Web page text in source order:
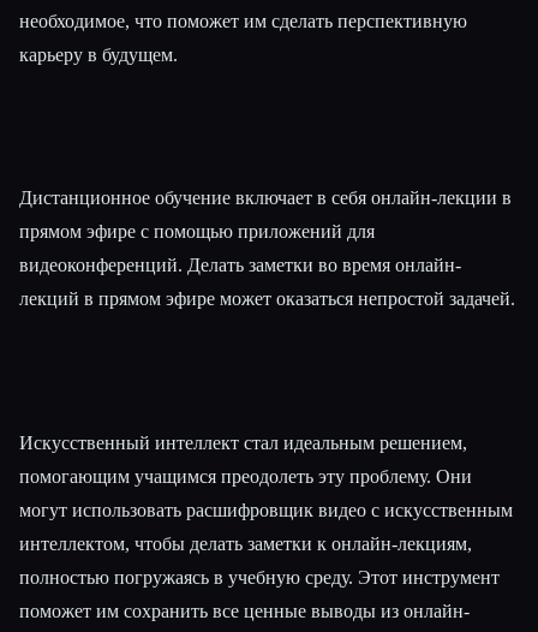
необходимое, что поможет им сделать перспективную
карьеру в будущем.
Дистанционное обучение включает в себя онлайн-лекции в
прямом эфире с помощью приложений для
видеоконференций. Делать заметки во время онлайн-
лекций в прямом эфире может оказаться непростой задачей.
Искусственный интеллект стал идеальным решением,
помогающим учащимся преодолеть эту проблему. Они
могут использовать расшифровщик видео с искусственным
интеллектом, чтобы делать заметки к онлайн-лекциям,
полностью погружаясь в учебную среду. Этот инструмент
поможет им сохранить все ценные выводы из онлайн-